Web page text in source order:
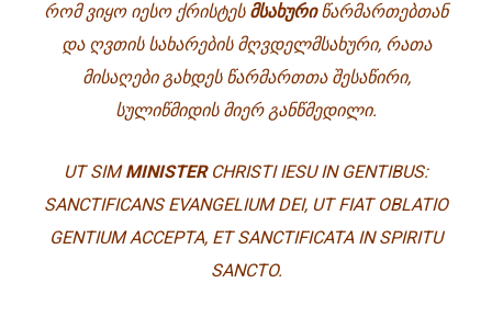
ᲠᲝᲛ ᲕᲘᲧᲝ ᲘᲔᲡᲝ ᲥᲠᲘᲡᲢᲔᲡ ᲛᲡᲐᲮᲣᲠᲘᲬᲐᲠᲛᲐᲠᲗᲔᲑᲗᲐᲜ
ᲓᲐ ᲦᲕᲗᲘᲡ ᲡᲐᲮᲐᲠᲔᲑᲘᲡ ᲛᲦᲕᲓᲔᲚᲛᲡᲐᲮᲣᲠᲘ, ᲠᲐᲗᲐ
ᲛᲘᲡᲐᲦᲔᲑᲘ ᲒᲐᲮᲓᲔᲡ ᲬᲐᲠᲛᲐᲠᲗᲗᲐ ᲨᲔᲡᲐᲬᲘᲠᲘ,
ᲡᲣᲚᲘᲬᲛᲘᲓᲘᲡ ᲛᲘᲔᲠ ᲒᲐᲜᲬᲛᲔᲓᲘᲚᲘ.
UT SIMMINISTERCHRISTI IESU IN GENTIBUS:
SANCTIFICANS EVANGELIUM DEI, UT FIAT OBLATIO
GENTIUM ACCEPTA, ET SANCTIFICATA IN SPIRITU
SANCTO.